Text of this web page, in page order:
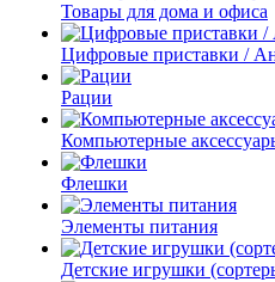
Товары для дома и офиса
Цифровые приставки /
Рации
Компьютерные
Флешки
Элементы питания
Детские игрушки